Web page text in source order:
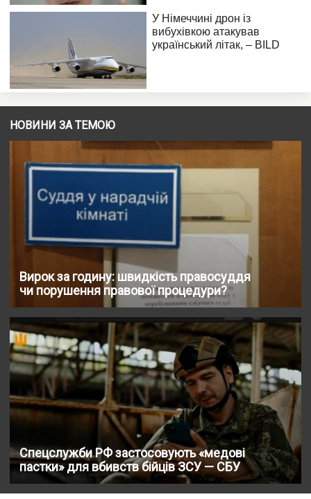
НОВИНИ ЗА ТЕМОЮ
Вирок за годину: швидкість правосуддя
чи порушення правової процедури?
Спецслужби РФ застосовують «медові
пастки» для вбивств бійців ЗСУ — СБУ